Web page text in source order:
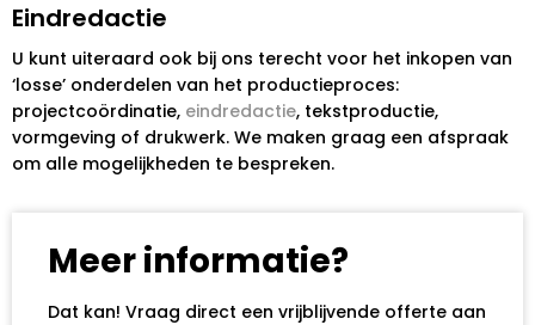
Eindredactie
U kunt uiteraard ook bij ons terecht voor het inkopen van
‘losse’ onderdelen van het productieproces:
projectcoördinatie, eindredactie, tekstproductie,
vormgeving of drukwerk. We maken graag een afspraak
om alle mogelijkheden te bespreken.
Meer informatie?
Dat kan! Vraag direct een vrijblijvende offerte aan